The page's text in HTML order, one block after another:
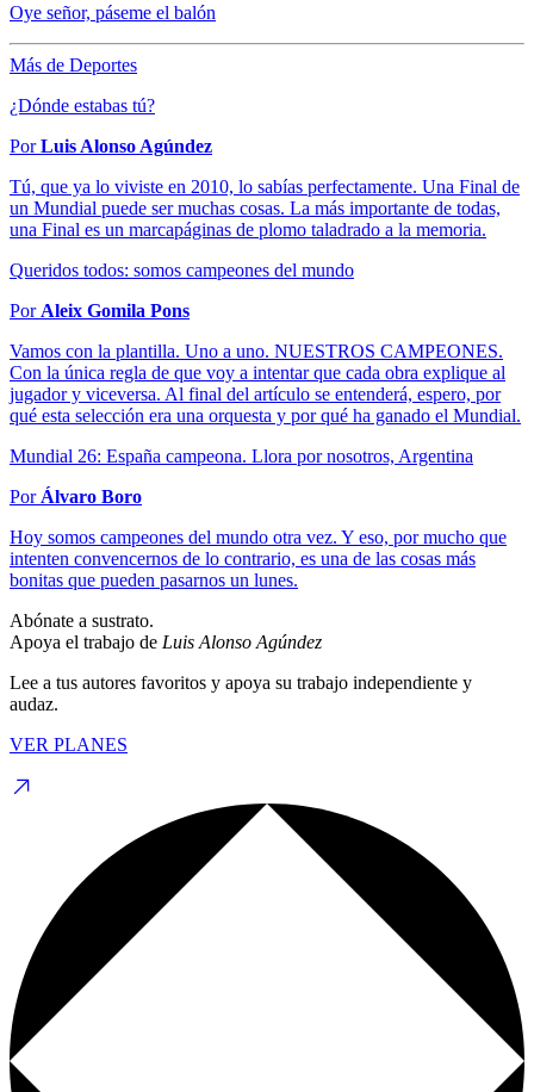
Oye señor, páseme el balón
Más de Deportes
¿Dónde estabas tú?
PorLuis Alonso Agúndez
Tú, que ya lo viviste en 2010, lo sabías perfectamente. Una Final de
un Mundial puede ser muchas cosas. La más importante de todas,
una Final es un marcapáginas de plomo taladrado a la memoria.
Queridos todos: somos campeones del mundo
Por Aleix Gomila Pons
Vamos con la plantilla. Uno a uno. NUESTROS CAMPEONES.
Con la única regla de que voy a intentar que cada obra explique al
jugador y viceversa. Al final del artículo se entenderá, espero, por
qué esta selección era una orquesta y por qué ha ganado el Mundial.
Mundial 26: España campeona. Llora por nosotros, Argentina
Por Álvaro Boro
Hoy somos campeones del mundo otra vez. Y eso, por mucho que
intenten convencernos de lo contrario, es una de las cosas más
bonitas que pueden pasarnos un lunes.
Abónate a sustrato.
Apoya el trabajo de Luis Alonso Agúndez
Lee a tus autores favoritos y apoya su trabajo independiente y
audaz.
VER PLANES